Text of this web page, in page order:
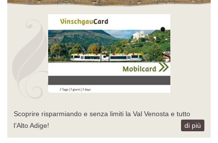
Scoprire risparmiando e senza limiti la Val Venosta e tutto
l’Alto Adige!
di più